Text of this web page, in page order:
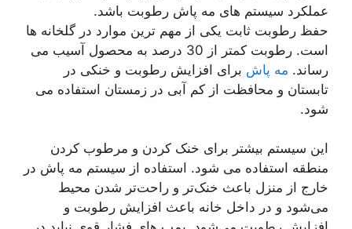
عملکرد سیستم های مه پاش رطوبت باشد.
حفظ رطوبت ثابت یکی از مهم ترین موارد در گلخانه ها
است. رطوبت کمتر از 30 درصد به محصول آسیب می
رساند. مه پاش برای افزایش رطوبت و خنکی در
تابستان و محافظت از کم آبی در زمستان استفاده می
شود.
این سیستم بیشتر برای خنک کردن و مرطوب کردن
منطقه استفاده می شود. استفاده از سیستم مه پاش در
خارج از منزل باعث خنک‌تر و راحت‌تر شدن محیط
می‌شود و در داخل خانه باعث افزایش رطوبت و